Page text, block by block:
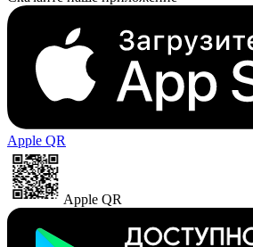
Apple QR
Apple QR